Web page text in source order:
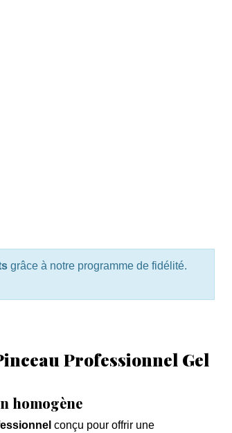
grâce à notre programme de fidélité.
Professionnel Gel
homogène
conçu pour offrir une